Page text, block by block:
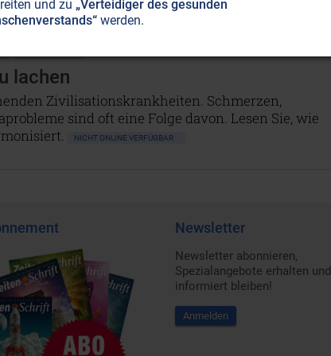
lachen
Zivilisationskrankheiten. Schmerzen,
sind oft eine Folge davon. Lesen Sie, wie
NICHT ONLINE VERFÜGBAR
Newsletter
Newsletter abonnieren,
Spezialangebote erhalten und
informiert bleiben!
Anmelden
und zu „Verteidiger des gesunden
werden.